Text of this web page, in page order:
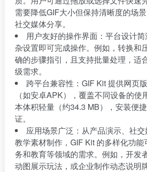
需要降低GIF大小但保持清晰度的场
社交媒体分享。
用户友好的操作界面：平台设计
杂设置即可完成操作。例如，转换和
确的步骤指引，且支持批量处理，适
级需求。
跨平台兼容性：GIF Kit 提供网页
（如安卓APK），覆盖不同设备的使
本体积轻量（约34.3 MB），安装便
证。
应用场景广泛：从产品演示、社
教学素材制作，GIF Kit 的多样化功
务和教育等领域的需求。例如，开发
动图展示玩法，或企业制作动态说明牌